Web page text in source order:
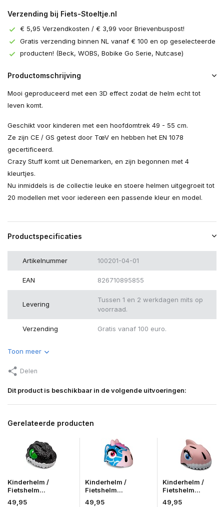
Verzending bij Fiets-Stoeltje.nl
€ 5,95 Verzendkosten / € 3,99 voor Brievenbuspost!
Gratis verzending binnen NL vanaf € 100 en op geselecteerde
producten! (Beck, WOBS, Bobike Go Serie, Nutcase)
Productomschrijving
Mooi geproduceerd met een 3D effect zodat de helm echt tot
leven komt.
Geschikt voor kinderen met een hoofdomtrek 49 - 55 cm.
Ze zijn CE / GS getest door TœV en hebben het EN 1078
gecertificeerd.
Crazy Stuff komt uit Denemarken, en zijn begonnen met 4
kleurtjes.
Nu inmiddels is de collectie leuke en stoere helmen uitgegroeit tot
20 modellen met voor iedereen een passende kleur en model.
Productspecificaties
Artikelnummer 100201-04-01
EAN 826710895855
Levering
Tussen 1 en 2 werkdagen mits op
voorraad.
Verzending Gratis vanaf 100 euro.
Toon meer
Delen
Dit product is beschikbaar in de volgende uitvoeringen:
Gerelateerde producten
Kinderhelm /
Fietshelm...
49,95
Kinderhelm /
Fietshelm...
49,95
Kinderhelm /
Fietshelm...
49,95